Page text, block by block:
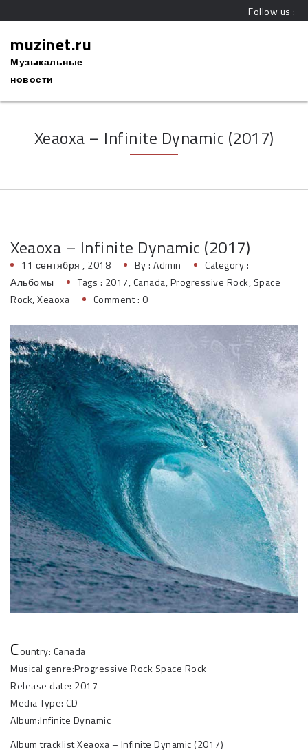
Follow us :
muzinet.ru
Музыкальные
новости
Xeaoxa – Infinite Dynamic (2017)
Xeaoxa – Infinite Dynamic (2017)
11 сентября , 2018 By : Admin
Category :
Альбомы
Tags : 2017,Canada,Progressive Rock, Space
Rock,Xeaoxa Comment : 0
Country: Canada
Musical genre:Progressive Rock Space Rock
Release date: 2017
Media Type: CD
Album:Infinite Dynamic
Album tracklist Xeaoxa – Infinite Dynamic (2017)